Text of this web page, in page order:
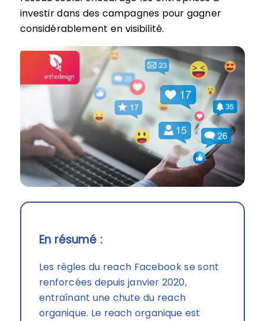
investir dans des campagnes pour gagner
considérablement en visibilité.
En résumé :
Les règles du reach Facebook se sont
renforcées depuis janvier 2020,
entraînant une chute du reach
organique. Le reach organique est